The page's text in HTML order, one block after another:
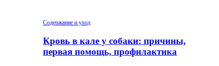
Содержание и уход
Кровь в кале у собаки: причины,
первая помощь, профилактика